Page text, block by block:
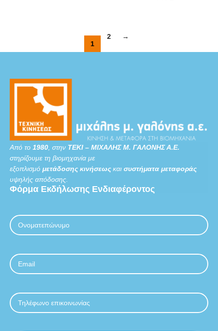
1
2 →
Από το 1980 , στην ΤΕΚΙ – ΜΙΧΑΛΗΣ Μ. ΓΑΛΟΝΗΣ Α.Ε.
στηρίζουμε τη βιομηχανία με
εξοπλισμό μετάδοσης κινήσεως και συστήματα μεταφοράς
υψηλής απόδοσης.
Φόρμα Εκδήλωσης Ενδιαφέροντος